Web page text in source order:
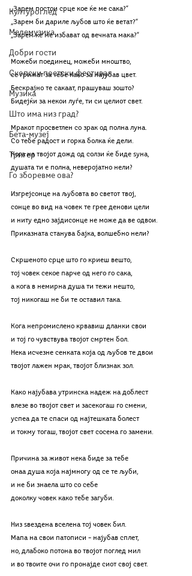
Културоглед
Мелемузика
Добри гости
Скопски поетски фестивал
Музика
Што има низ град?
Бета-музеј
Тригер
Го зборевме ова?
„Зарем постои срце кое ќе ме сака?“
„Зарем би дариле љубов што ќе ветат?“
„Зарем ќе ме избават од вечната мака?“
Можеби поединец, можеби мноштво,
се грижат за тебе како за најубав цвет.
Бескрајно те сакаат, прашуваш зошто?
Бидејќи за некои луѓе, ти си целиот свет.
Мракот просветлен со зрак од полна луна.
Со тебе радост и горка болка ќе дели.
Кога на твојот дожд од солзи ќе биде ѕуна,
душата ти е полна, неверојатно нели?
Изгрејсонце на љубовта во светот твој,
сонце во вид на човек те грее денови цели
и ниту едно зајдисонце не може да ве одвои.
Приказната станува бајка, волшебно нели?
Скршеното срце што го криеш вешто,
тој човек секое парче од него го сака,
а кога в немирна душа ти тежи нешто,
тој никогаш не би те оставил така.
Кога непромислено крвавиш дланки свои
и тој го чувствува твојот смртен бол.
Нека исчезне сенката која од љубов те двои
твојот лажен мрак, твојот близнак зол.
Како најубава утринска надеж на доблест
влезе во твојот свет и засекогаш го смени,
успеа да те спаси од најтешката болест
и токму тогаш, твојот свет сосема го замени.
Причина за живот нека биде за тебе
онаа душа која најмногу од се те љуби,
и не би знаела што со себе
доколку човек како тебе загуби.
Низ ѕвездена вселена тој човек бил.
Мапа на свои патописи – најубав сплет,
но, длабоко потона во твојот поглед мил
и во твоите очи го пронајде сиот свој свет.